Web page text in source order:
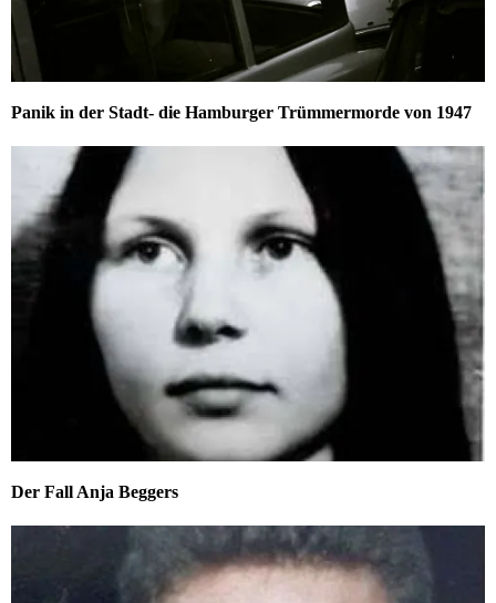
Panik in der Stadt- die Hamburger Trümmermorde von 1947
Der Fall Anja Beggers